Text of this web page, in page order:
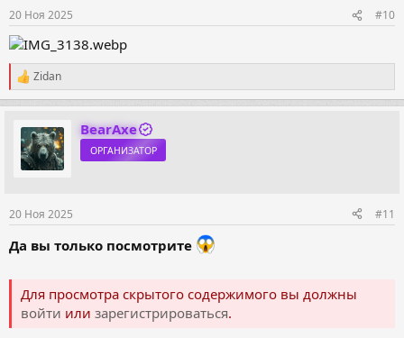
20 Ноя 2025 #10
Р
е
а
ц
и
и
Zidan
BearAxe
ОРГАНИЗАТОР
20 Ноя 2025 #11
Да вы только посмотрите
Для просмотра скрытого содержимого вы должны
войти или зарегистрироваться.